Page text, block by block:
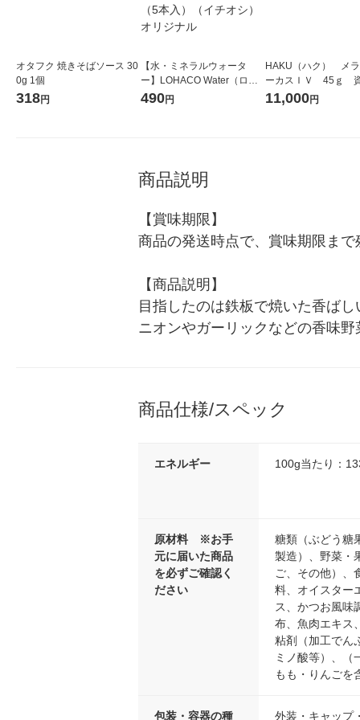
オタフク 焼きそばソース 30
0g 1個
318円
【水・ミネラルウォータ
ー】LOHACO Water（ロハ
コウォーター）2L ラベルレ
490円
HAKU（ハク） メ
ーカスＩＶ 45ｇ
堂 おまけ付き
11,000円
商品説明
【賞味期限】
商品の発送時点で、賞味期限ま
【商品説明】
目指したのは鉄板で焼いた香ば
ニオンやガーリックなどの香味
商品仕様/スペック
エネルギー 100g当たり：
原材料 ※お手
元に届いた商品
を必ずご確認く
ださい
糖類（ぶどう糖
製造）、野菜・
ご、その他）、
料、オイスター
ス、かつお風味
布、魚肉エキス
粘剤（加工でん
ミノ酸等）、（
もも・りんごを
包装・容器の種 外装・キャップ